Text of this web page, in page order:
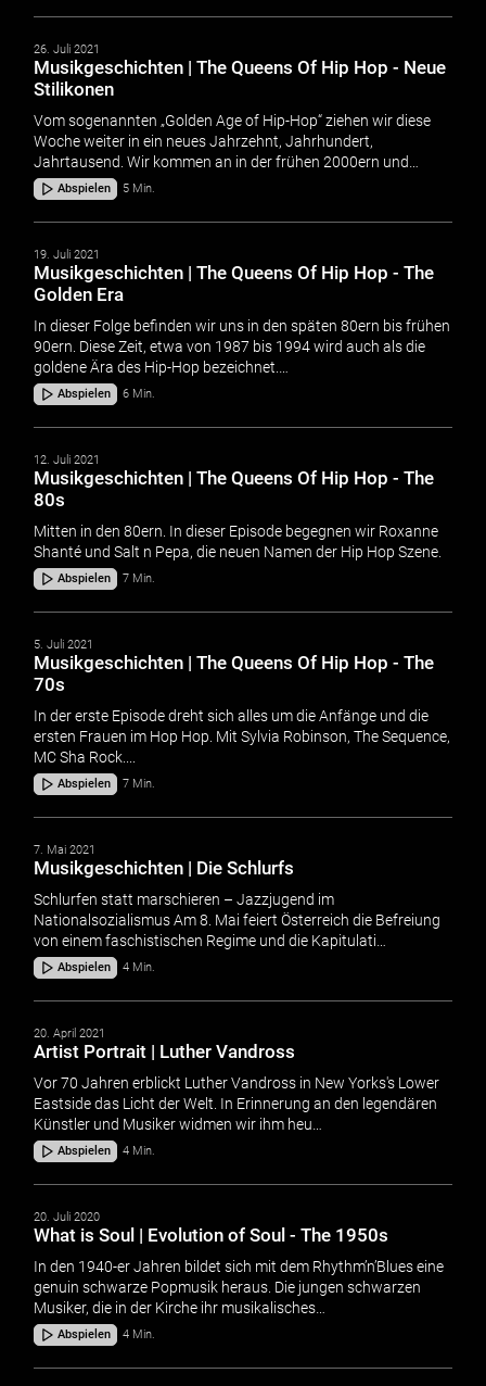
26. Juli 2021
Musikgeschichten | The Queens Of Hip Hop - Neue
Stilikonen
Vom sogenannten „Golden Age of Hip-Hop“ ziehen wir diese
Woche weiter in ein neues Jahrzehnt, Jahrhundert,
Jahrtausend. Wir kommen an in der frühen 2000ern und…
Abspielen 5 Min.
19. Juli 2021
Musikgeschichten | The Queens Of Hip Hop - The
Golden Era
In dieser Folge befinden wir uns in den späten 80ern bis frühen
90ern. Diese Zeit, etwa von 1987 bis 1994 wird auch als die
goldene Ära des Hip-Hop bezeichnet.…
Abspielen 6 Min.
12. Juli 2021
Musikgeschichten | The Queens Of Hip Hop - The
80s
Mitten in den 80ern. In dieser Episode begegnen wir Roxanne
Shanté und Salt n Pepa, die neuen Namen der Hip Hop Szene.
Abspielen 7 Min.
5. Juli 2021
Musikgeschichten | The Queens Of Hip Hop - The
70s
In der erste Episode dreht sich alles um die Anfänge und die
ersten Frauen im Hop Hop. Mit Sylvia Robinson, The Sequence,
MC Sha Rock....
Abspielen 7 Min.
7. Mai 2021
Musikgeschichten | Die Schlurfs
Schlurfen statt marschieren – Jazzjugend im
Nationalsozialismus Am 8. Mai feiert Österreich die Befreiung
von einem faschistischen Regime und die Kapitulati…
Abspielen 4 Min.
20. April 2021
Artist Portrait | Luther Vandross
Vor 70 Jahren erblickt Luther Vandross in New Yorks's Lower
Eastside das Licht der Welt. In Erinnerung an den legendären
Künstler und Musiker widmen wir ihm heu…
Abspielen 4 Min.
20. Juli 2020
What is Soul | Evolution of Soul - The 1950s
In den 1940-er Jahren bildet sich mit dem Rhythm’n’Blues eine
genuin schwarze Popmusik heraus. Die jungen schwarzen
Musiker, die in der Kirche ihr musikalisches…
Abspielen 4 Min.